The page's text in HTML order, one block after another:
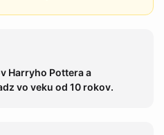
Harryho Pottera a
vo veku od 10 rokov.